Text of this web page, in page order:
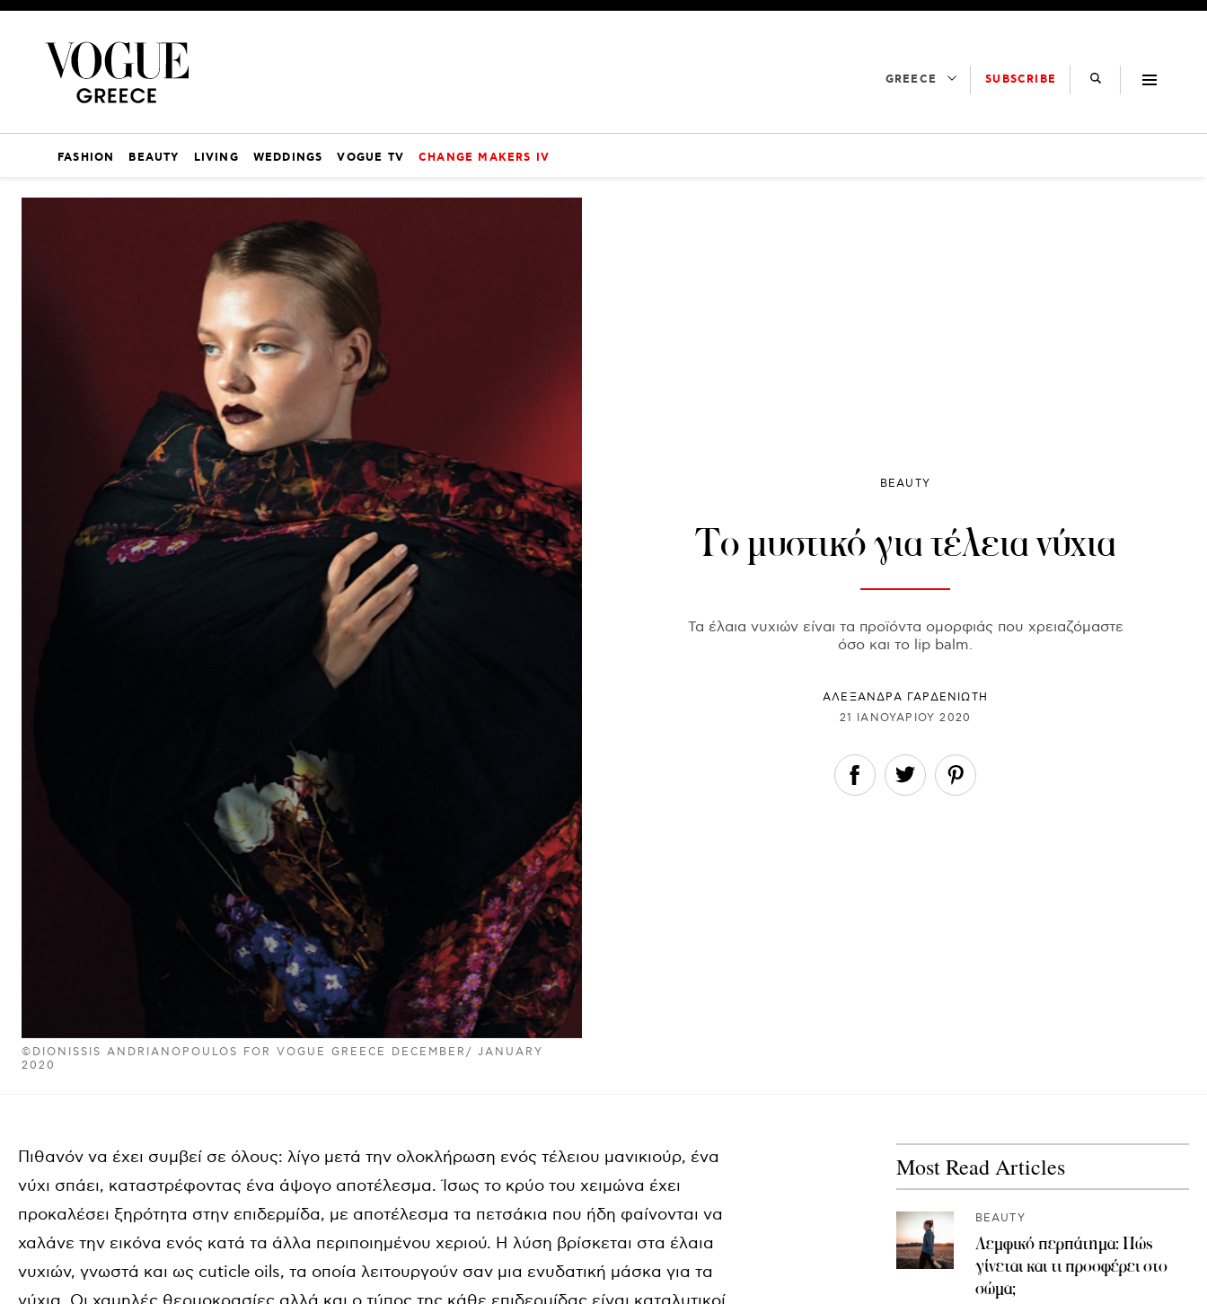
GREECE SUBSCRIBE
FASHION BEAUTY LIVING WEDDINGS VOGUE TV CHANGE MAKERS IV
©DIONISSIS ANDRIANOPOULOS FOR VOGUE GREECE DECEMBER/ JANUARY
2020
BEAUTY
Το μυστικό για τέλεια νύχια
Τα έλαια νυχιών είναι τα προϊόντα ομορφιάς που χρειαζόμαστε
όσο και το lip balm.
ΑΛΕΞΑΝΔΡΑ ΓΑΡΔΕΝΙΩΤΗ
21 ΙΑΝΟΥΑΡΊΟΥ 2020
Πιθανόν να έχει συμβεί σε όλους: λίγο μετά την ολοκλήρωση ενός τέλειου μανικιούρ, ένα
νύχι σπάει, καταστρέφοντας ένα άψογο αποτέλεσμα. Ίσως το κρύο του χειμώνα έχει
προκαλέσει ξηρότητα στην επιδερμίδα, με αποτέλεσμα τα πετσάκια που ήδη φαίνονται να
χαλάνε την εικόνα ενός κατά τα άλλα περιποιημένου χεριού. Η λύση βρίσκεται στα έλαια
νυχιών, γνωστά και ως cuticle oils, τα οποία λειτουργούν σαν μια ενυδατική μάσκα για τα
Most Read Articles
BEAUTY
Λεμφικό περπάτημα: Πώς
γίνεται και τι προσφέρει στο
σώμα;